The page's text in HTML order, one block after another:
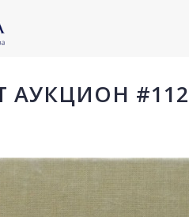
АУКЦИОН #112